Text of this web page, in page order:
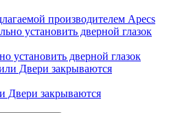
производителем Apecs
установить дверной глазок
Двери закрываются